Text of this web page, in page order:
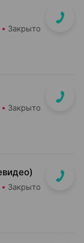
Закрыто
Закрыто
Закрыто